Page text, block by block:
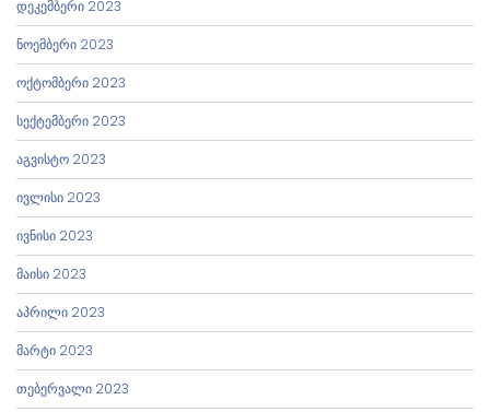
დეკემბერი 2023
ნოემბერი 2023
ოქტომბერი 2023
სექტემბერი 2023
აგვისტო 2023
ივლისი 2023
ივნისი 2023
მაისი 2023
აპრილი 2023
მარტი 2023
თებერვალი 2023